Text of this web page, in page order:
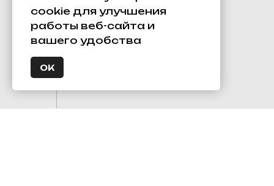
cookie для улучшения
работы веб-сайта и
вашего удобства
ОК